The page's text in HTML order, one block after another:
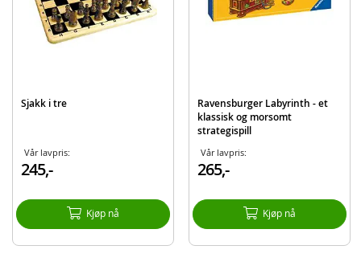
Sjakk i tre
Vår lavpris:
245,-
Kjøp nå
Ravensburger Labyrinth - et
klassisk og morsomt
strategispill
Vår lavpris:
265,-
Kjøp nå